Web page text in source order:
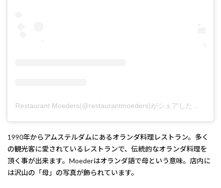
1990年からアムステルダムにあるオランダ料理レストラン。多く
の観光客に愛されているレストランで、伝統的なオランダ料理を
頂く事が出来ます。Moederはオランダ語で母という意味。店内に
は沢山の「母」の写真が飾られています。